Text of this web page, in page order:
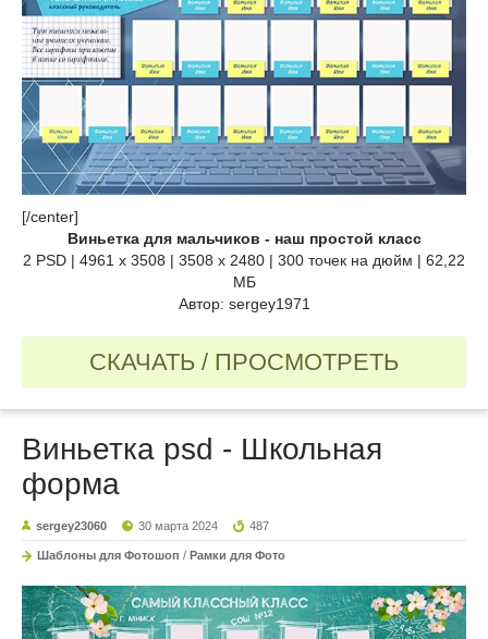
[/center]
Виньетка для мальчиков - наш простой класс
2 PSD | 4961 x 3508 | 3508 x 2480 | 300 точек на дюйм | 62,22
МБ
Автор: sergey1971
СКАЧАТЬ / ПРОСМОТРЕТЬ
Виньетка psd - Школьная
форма
sergey23060 30 марта 2024 487
Шаблоны для Фотошоп / Рамки для Фото